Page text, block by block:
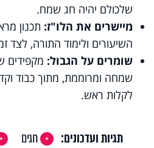
שלכולם יהיה חג שמח.
מיישרים את הלו"ז: תכנון
השיעורים ולימוד התורה, לצד
שומרים על הגבול: מקפידים
שמחה ומרוממת, מתוך כבוד
לקלות ראש.
תגיות ועדכונים: חגים